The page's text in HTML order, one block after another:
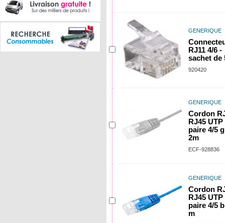
GENERIQUE
RJ11 4/6 -
sachet de
920420
GENERIQUE
Cordon
RJ45 UTP
paire 4/5
2m
ECF-928836
GENERIQUE
Cordon
RJ45 UTP
paire 4/5
m